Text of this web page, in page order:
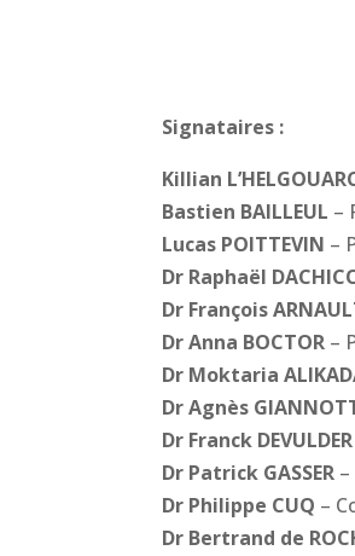
Signataires :
Killian
Bastien BAILLEUL –
Lucas POITTEVIN –
Dr Raphaël
Dr François
Dr Anna BOCTOR –
Dr Moktaria
Dr Agnès
Dr Franck DEVULDER
Dr Patrick GASSER
Dr Philippe CUQ –
Dr Bertrand de